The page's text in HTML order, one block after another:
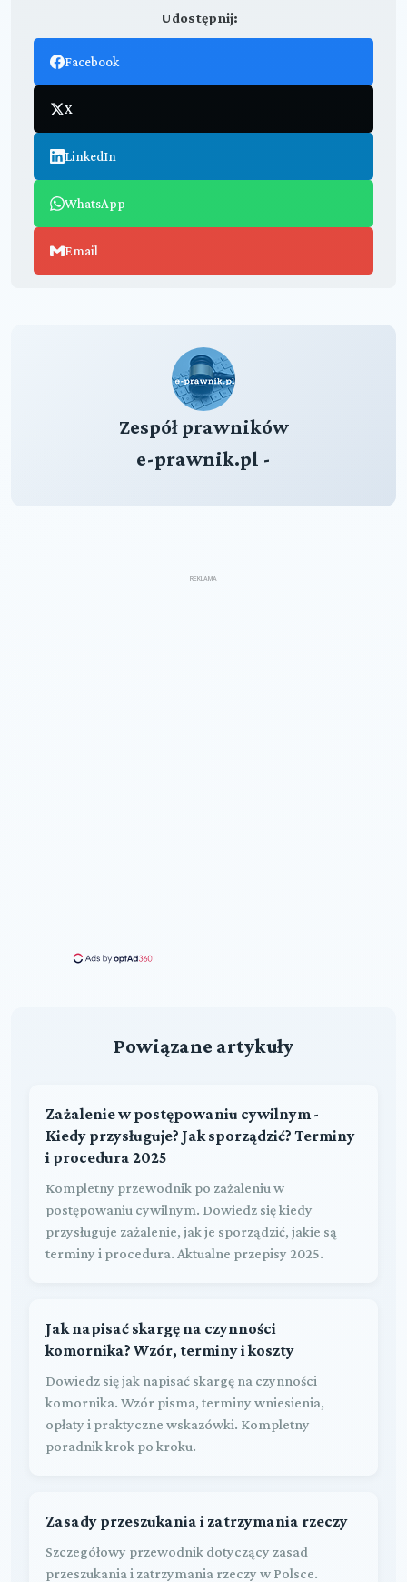
Udostępnij:
Facebook
X
LinkedIn
WhatsApp
Email
Zespół prawników
e-prawnik.pl -
REKLAMA
Powiązane artykuły
Zażalenie w postępowaniu cywilnym -
Kiedy przysługuje? Jak sporządzić? Terminy
i procedura 2025
Kompletny przewodnik po zażaleniu w
postępowaniu cywilnym. Dowiedz się kiedy
przysługuje zażalenie, jak je sporządzić, jakie są
terminy i procedura. Aktualne przepisy 2025.
Jak napisać skargę na czynności
komornika? Wzór, terminy i koszty
Dowiedz się jak napisać skargę na czynności
komornika. Wzór pisma, terminy wniesienia,
opłaty i praktyczne wskazówki. Kompletny
poradnik krok po kroku.
Zasady przeszukania i zatrzymania rzeczy
Szczegółowy przewodnik dotyczący zasad
przeszukania i zatrzymania rzeczy w Polsce.